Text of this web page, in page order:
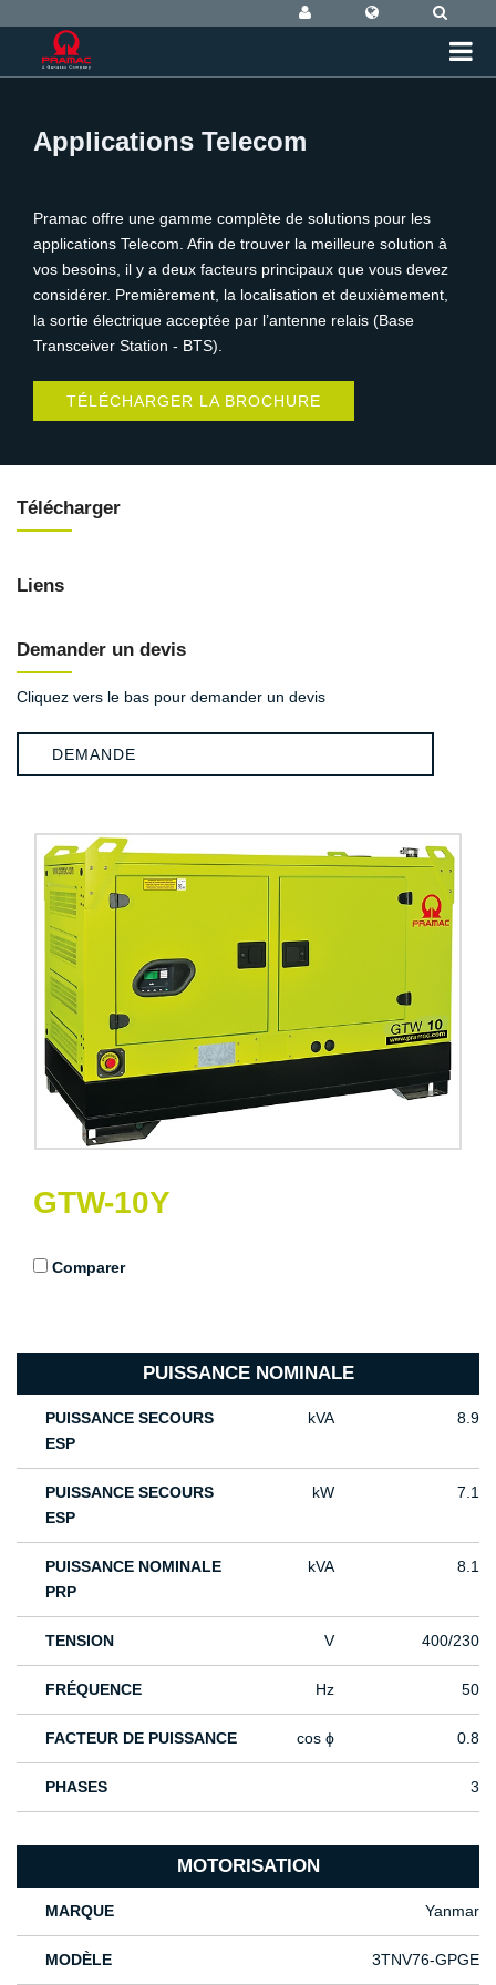
Applications Telecom
Pramac offre une gamme complète de solutions pour les
applications Telecom. Afin de trouver la meilleure solution à
vos besoins, il y a deux facteurs principaux que vous devez
considérer. Premièrement, la localisation et deuxièmement,
la sortie électrique acceptée par l’antenne relais (Base
Transceiver Station - BTS).
TÉLÉCHARGER LA BROCHURE
Télécharger
Liens
Demander un devis
Cliquez vers le bas pour demander un devis
DEMANDE
GTW-10Y
Comparer
PUISSANCE NOMINALE
PUISSANCE SECOURS
ESP
kVA 8.9
PUISSANCE SECOURS
ESP
kW 7.1
PUISSANCE NOMINALE
PRP
kVA 8.1
TENSION V 400/230
FRÉQUENCE Hz 50
FACTEUR DE PUISSANCE cos ϕ 0.8
PHASES 3
MOTORISATION
MARQUE Yanmar
MODÈLE 3TNV76-GPGE